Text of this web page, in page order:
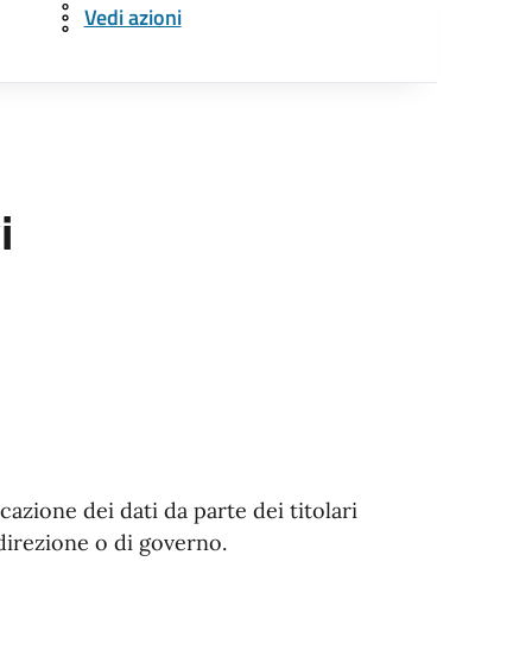
Vedi azioni
dei dati da parte dei titolari
o di governo.